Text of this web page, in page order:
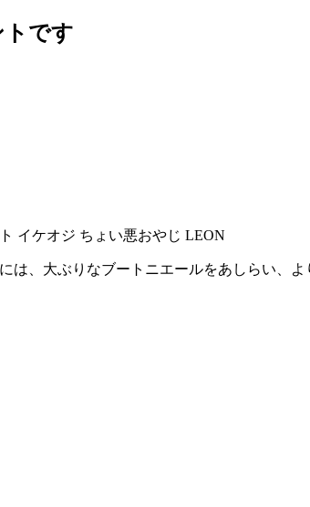
トです
は、大ぶりなブートニエールをあしらい、